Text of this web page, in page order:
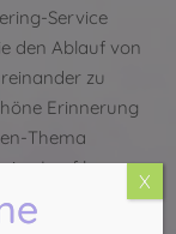
Service
den Ablauf von
zu
Erinnerung
Thema
Lauf lassen –
X